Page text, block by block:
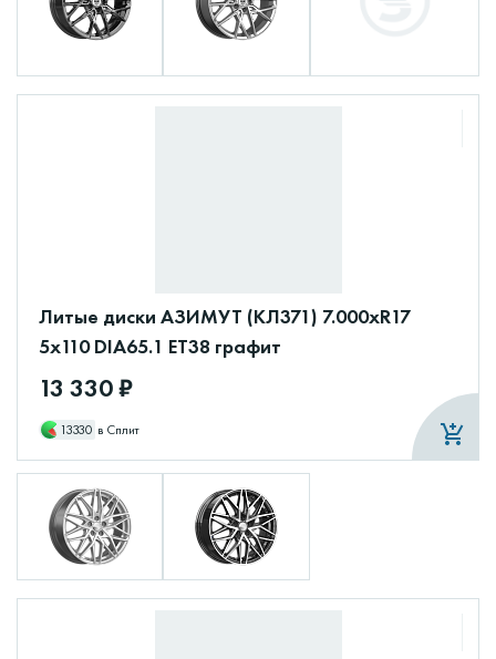
Литые диски АЗИМУТ (КЛ371) 7.000xR17
5x110 DIA65.1 ET38 графит
13 330 ₽
13330 в Сплит